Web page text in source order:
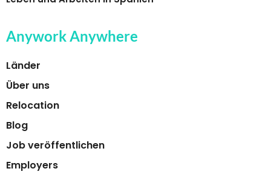
Anywork Anywhere
Länder
Über uns
Relocation
Blog
Job veröffentlichen
Employers